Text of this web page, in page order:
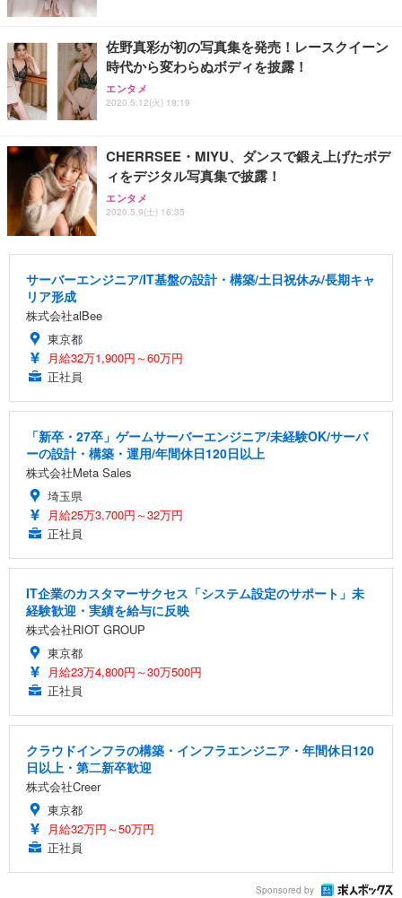
佐野真彩が初の写真集を発売！レースクイーン
時代から変わらぬボディを披露！
エンタメ
2020.5.12(火) 19:19
CHERRSEE・MIYU、ダンスで鍛え上げたボデ
ィをデジタル写真集で披露！
エンタメ
2020.5.9(土) 16:35
サーバーエンジニア/IT基盤の設計・構築/土日祝休み/長期キャ
リア形成
株式会社alBee
東京都
月給32万1,900円～60万円
正社員
「新卒・27卒」ゲームサーバーエンジニア/未経験OK/サーバ
ーの設計・構築・運用/年間休日120日以上
株式会社Meta Sales
埼玉県
月給25万3,700円～32万円
正社員
IT企業のカスタマーサクセス「システム設定のサポート」未
経験歓迎・実績を給与に反映
株式会社RIOT GROUP
東京都
月給23万4,800円～30万500円
正社員
クラウドインフラの構築・インフラエンジニア・年間休日120
日以上・第二新卒歓迎
株式会社Creer
東京都
月給32万円～50万円
正社員
Sponsored by